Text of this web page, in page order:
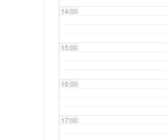
14:00
15:00
16:00
17:00